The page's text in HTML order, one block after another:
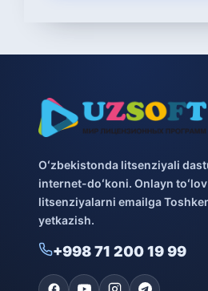
Avast
Dr.Web
Onlayn kinoteatr IVI
Oʻzbekistonda litsenziyali
internet-doʻkoni. Onlayn
litsenziyalarni emailga
yetkazish.
+998 71 200 19 99